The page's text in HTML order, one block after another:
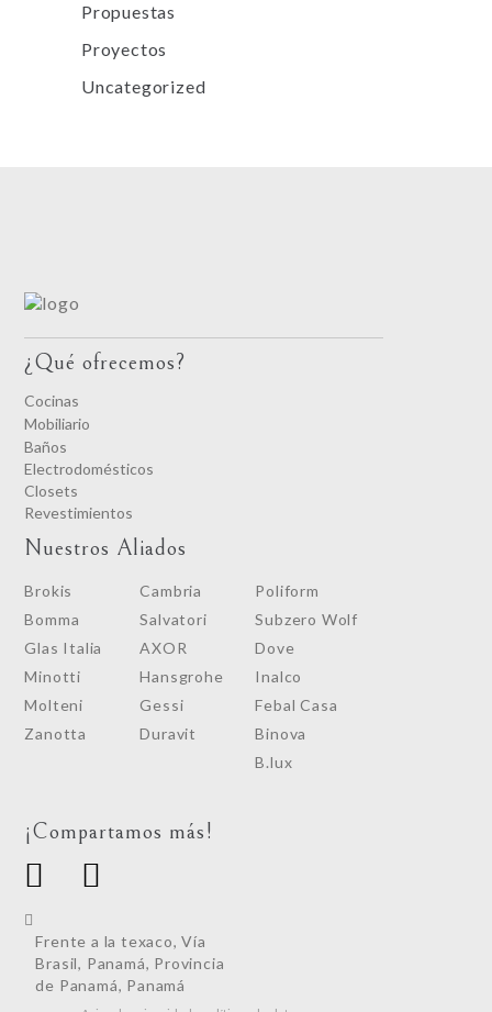
Propuestas
Proyectos
Uncategorized
¿Qué ofrecemos?
Cocinas
Mobiliario
Baños
Electrodomésticos
Closets
Revestimientos
Nuestros Aliados
Brokis
Bomma
Glas Italia
Minotti
Molteni
Zanotta
Cambria
Salvatori
AXOR
Hansgrohe
Gessi
Duravit
Poliform
Subzero Wolf
Dove
Inalco
Febal Casa
Binova
B.lux
¡Compartamos más!
Frente a la texaco, Vía
Brasil, Panamá, Provincia
de Panamá, Panamá